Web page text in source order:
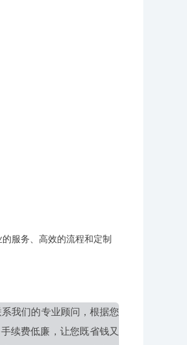
服务、高效的流程和定制
我们的专业顾问，根据您
续费低廉，让您既省钱又